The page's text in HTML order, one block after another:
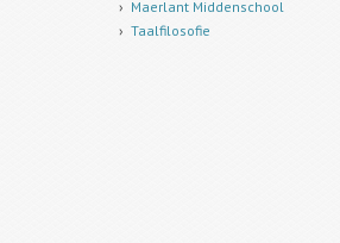
Maerlant Middenschool
Taalfilosofie